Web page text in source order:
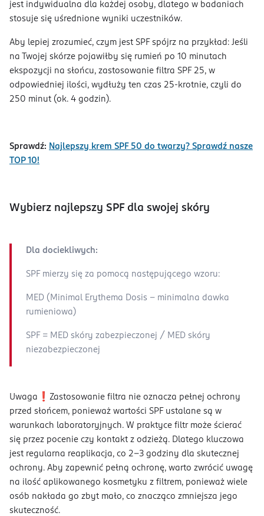
jest indywidualna dla każdej osoby, dlatego w badaniach
stosuje się uśrednione wyniki uczestników.
Aby lepiej zrozumieć, czym jest SPF spójrz na przykład: Jeśli
na Twojej skórze pojawiłby się rumień po 10 minutach
ekspozycji na słońcu, zastosowanie filtra SPF 25, w
odpowiedniej ilości, wydłuży ten czas 25-krotnie, czyli do
250 minut (ok. 4 godzin).
Sprawdź: Najlepszy krem SPF 50 do twarzy? Sprawdź nasze
TOP 10!
Wybierz najlepszy SPF dla swojej skóry
Dla dociekliwych:
SPF mierzy się za pomocą następującego wzoru:
MED (Minimal Erythema Dosis – minimalna dawka
rumieniowa)
SPF = MED skóry zabezpieczonej / MED skóry
niezabezpieczonej
Uwaga❗️Zastosowanie filtra nie oznacza pełnej ochrony
przed słońcem, ponieważ wartości SPF ustalane są w
warunkach laboratoryjnych. W praktyce filtr może ścierać
się przez pocenie czy kontakt z odzieżą. Dlatego kluczowa
jest regularna reaplikacja, co 2-3 godziny dla skutecznej
ochrony. Aby zapewnić pełną ochronę, warto zwrócić uwagę
na ilość aplikowanego kosmetyku z filtrem, ponieważ wiele
osób nakłada go zbyt mało, co znacząco zmniejsza jego
skuteczność.